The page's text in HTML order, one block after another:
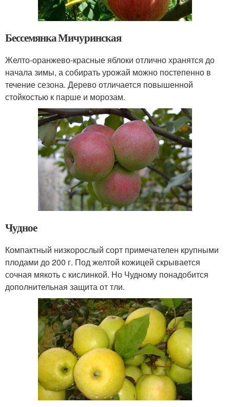
Бессемянка Мичуринская
Желто-оранжево-красные яблоки отлично хранятся до
начала зимы, а собирать урожай можно постепенно в
течение сезона. Дерево отличается повышенной
стойкостью к парше и морозам.
Чудное
Компактный низкорослый сорт примечателен крупными
плодами до 200 г. Под желтой кожицей скрывается
сочная мякоть с кислинкой. Но Чудному понадобится
дополнительная защита от тли.